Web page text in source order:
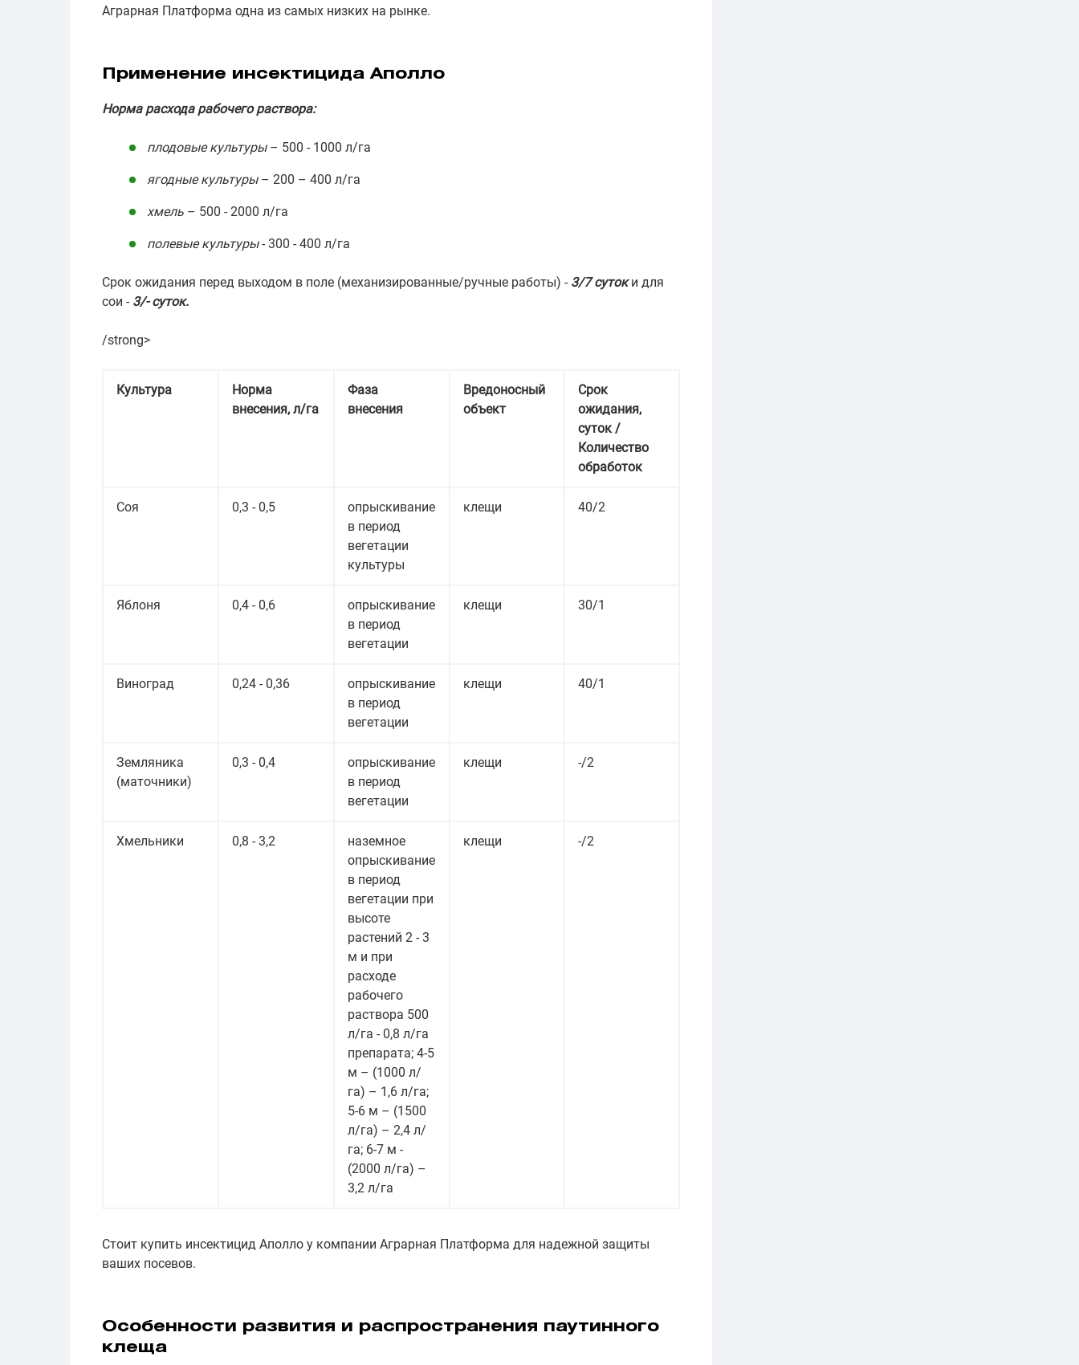
Аграрная Платформа одна из самых низких на рынке.
Применение инсектицида Аполло
Норма расхода рабочего раствора:
плодовые культуры– 500 - 1000 л/га
ягодные культуры– 200 – 400 л/га
хмель – 500 - 2000 л/га
полевые культуры- 300 - 400 л/га
Срок ожидания перед выходом в поле (механизированные/ручные работы) - 3/7 сутоки для
сои - 3/- суток.
/strong>
Культура
Норма
внесения, л/га
Фаза
внесения
Вредоносный
объект
Срок
ожидания,
суток /
Количество
обработок
Соя 0,3 - 0,5
опрыскивание
в период
вегетации
культуры
клещи 40/2
Яблоня 0,4 - 0,6
опрыскивание
в период
вегетации
клещи 30/1
Виноград 0,24 - 0,36
опрыскивание
в период
вегетации
клещи 40/1
Земляника
(маточники)
0,3 - 0,4
опрыскивание
в период
вегетации
клещи -/2
Хмельники 0,8 - 3,2
наземное
опрыскивание
в период
вегетации при
высоте
растений 2 - 3
м и при
расходе
рабочего
раствора 500
л/га - 0,8 л/га
препарата; 4-5
м – (1000 л/
га) – 1,6 л/га;
5-6 м – (1500
л/га) – 2,4 л/
га; 6-7 м -
(2000 л/га) –
3,2 л/га
клещи -/2
Стоит купить инсектицид Аполло у компании Аграрная Платформа для надежной защиты
ваших посевов.
Особенности развития и распространения паутинного
клеща